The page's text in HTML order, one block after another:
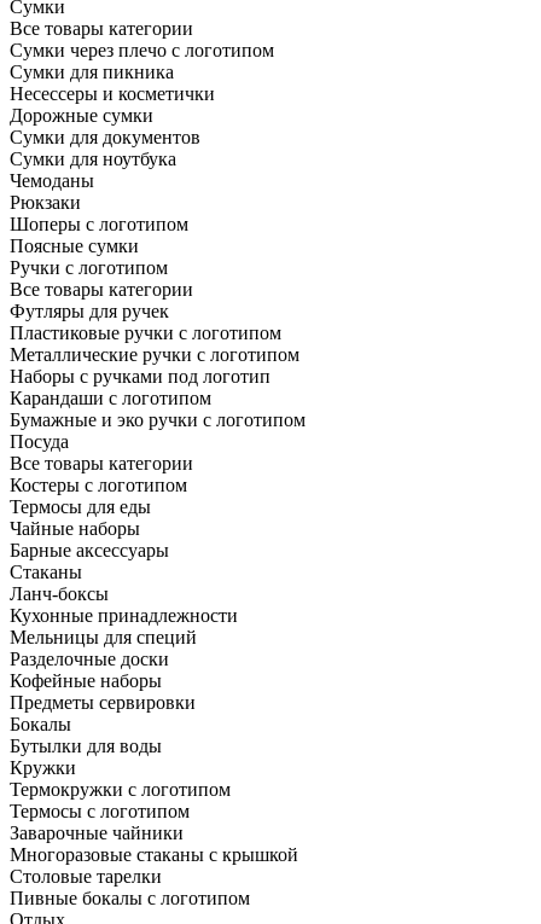
Сумки
Все товары категории
Сумки через плечо с логотипом
Сумки для пикника
Несессеры и косметички
Дорожные сумки
Сумки для документов
Сумки для ноутбука
Чемоданы
Рюкзаки
Шоперы с логотипом
Поясные сумки
Ручки с логотипом
Все товары категории
Футляры для ручек
Пластиковые ручки с логотипом
Металлические ручки с логотипом
Наборы с ручками под логотип
Карандаши с логотипом
Бумажные и эко ручки с логотипом
Посуда
Все товары категории
Костеры с логотипом
Термосы для еды
Чайные наборы
Барные аксессуары
Стаканы
Ланч-боксы
Кухонные принадлежности
Мельницы для специй
Разделочные доски
Кофейные наборы
Предметы сервировки
Бокалы
Бутылки для воды
Кружки
Термокружки с логотипом
Термосы с логотипом
Заварочные чайники
Многоразовые стаканы с крышкой
Столовые тарелки
Пивные бокалы с логотипом
Отдых